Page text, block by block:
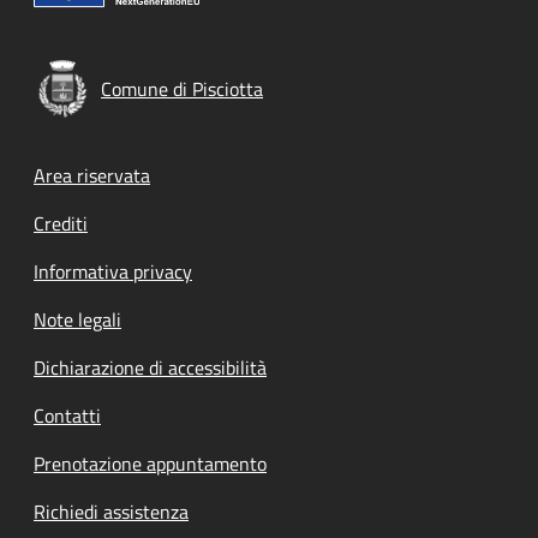
Comune di Pisciotta
Footer menu
Area riservata
Crediti
Informativa privacy
Note legali
Dichiarazione di accessibilità
Contatti
Prenotazione appuntamento
Richiedi assistenza